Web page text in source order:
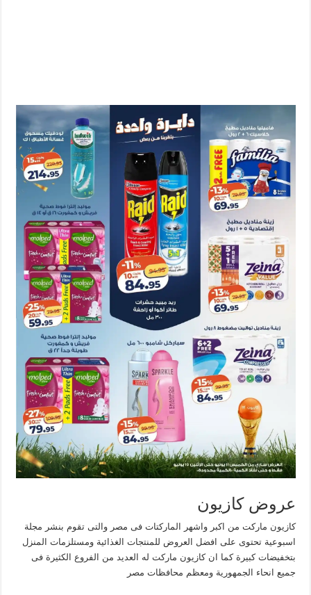
عروض كازيون
كازيون ماركت من اكبر واشهر الماركتات فى مصر والتى تقوم بنشر مجلة
اسبوعية تحتوى على افضل العروض للمنتجات الغذائية ومستلزمات المنزل
بتخفيضات كبيرة كما ان كازيون ماركت له العديد من الفروع الكثيرة فى
جميع انحاء الجمهورية ومعظم محافظات مصر